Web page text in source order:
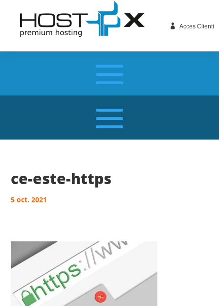
 Acces Clienti
ce-este-https
5 oct. 2021